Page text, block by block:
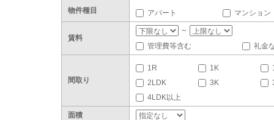
物件種目 アパート マンション
賃料
～
管理費等含む
礼金
間取り
1R 1K
2LDK
3K
4LDK以上
面積